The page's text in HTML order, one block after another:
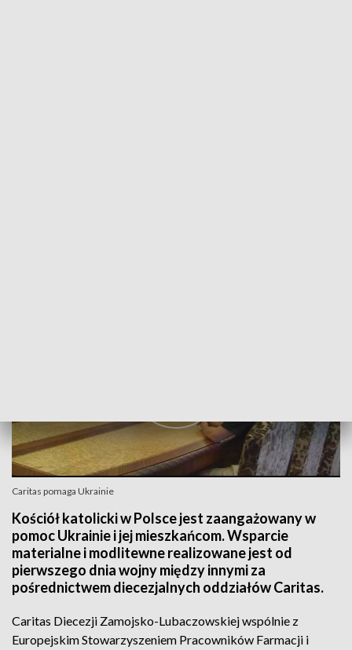
Caritas pomaga Ukrainie
Kościół katolicki w Polsce jest zaangażowany w
pomoc Ukrainie i jej mieszkańcom. Wsparcie
materialne i modlitewne realizowane jest od
pierwszego dnia wojny między innymi za
pośrednictwem diecezjalnych oddziałów Caritas.
Caritas Diecezji Zamojsko-Lubaczowskiej wspólnie z
Europejskim Stowarzyszeniem Pracowników Farmacji i